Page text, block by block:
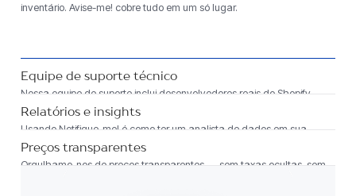
inventário. Avise-me! cobre tudo em um só lugar.
Equipe de suporte técnico
Nossa equipe de suporte inclui desenvolvedores reais do Shopify
trabalhando no seu caso – você está em mãos de especialistas.
Relatórios e insights
Usando Notifique-me! é como ter um analista de dados em sua
equipe — com insights e relatórios valiosos integrados.
Preços transparentes
Orgulhamo-nos de preços transparentes — sem taxas ocultas, sem